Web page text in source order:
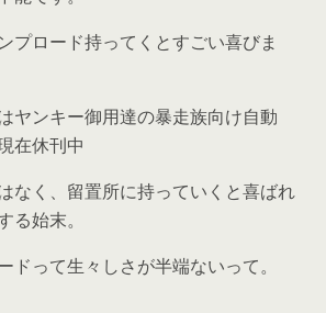
プロード持ってくとすごい喜びま
ヤンキー御用達の暴走族向け自動
在休刊中
なく、留置所に持っていくと喜ばれ
る始末。
ドって生々しさが半端ないって。